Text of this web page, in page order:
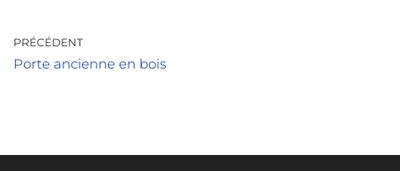
PRÉCÉDENT
Porte ancienne en bois